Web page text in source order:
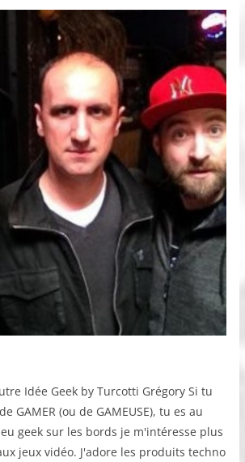
Idée Geek by Turcotti Grégory Si tu
GAMER (ou de GAMEUSE), tu es au
geek sur les bords je m'intéresse plus
jeux vidéo. J'adore les produits techno